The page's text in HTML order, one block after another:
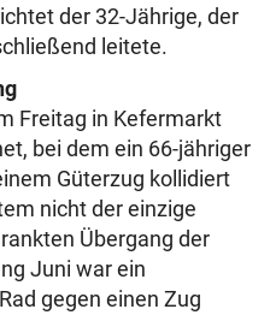
der 32-Jährige, der
leitete.
Freitag in Kefermarkt
bei dem ein 66-jähriger
Güterzug kollidiert
nicht der einzige
Übergang der
Juni war ein
gegen einen Zug